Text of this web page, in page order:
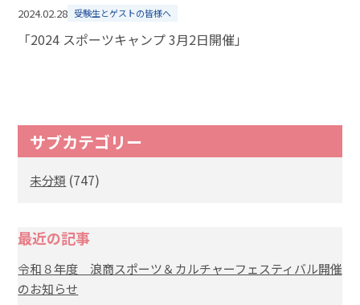
2024.02.28 受験生とゲストの皆様へ
「2024 スポーツキャンプ 3月2日開催」
サブカテゴリー
未分類 (747)
最近の記事
令和８年度 浪商スポーツ＆カルチャーフェスティバル開催
のお知らせ